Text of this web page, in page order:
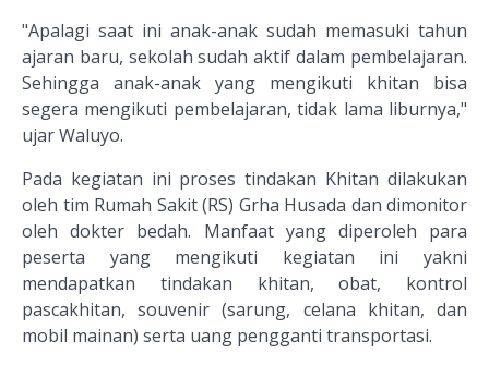
"Apalagi saat ini anak-anak sudah memasuki tahun
ajaran baru, sekolah sudah aktif dalam pembelajaran.
Sehingga anak-anak yang mengikuti khitan bisa
segera mengikuti pembelajaran, tidak lama liburnya,"
ujar Waluyo.
Pada kegiatan ini proses tindakan Khitan dilakukan
oleh tim Rumah Sakit (RS) Grha Husada dan dimonitor
oleh dokter bedah. Manfaat yang diperoleh para
peserta yang mengikuti kegiatan ini yakni
mendapatkan tindakan khitan, obat, kontrol
pascakhitan, souvenir (sarung, celana khitan, dan
mobil mainan) serta uang pengganti transportasi.